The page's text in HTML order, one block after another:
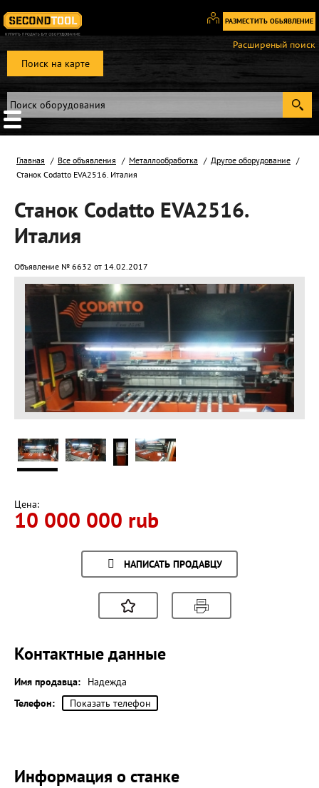
РАЗМЕСТИТЬ ОБЬЯВЛЕНИЕ
Вход
Регистрация
Поиск на карте
Расширеный поиск
Главная Все объявления Металлообработка
Другое оборудование
Станок Codatto EVA2516. Италия
Станок Codatto EVA2516.
Италия
Объявление № 6632 от 14.02.2017
Цена:
10 000 000 rub
НАПИСАТЬ ПРОДАВЦУ
Контактные данные
Имя продавца:
Надежда
Телефон:
Показать телефон
Информация о станке